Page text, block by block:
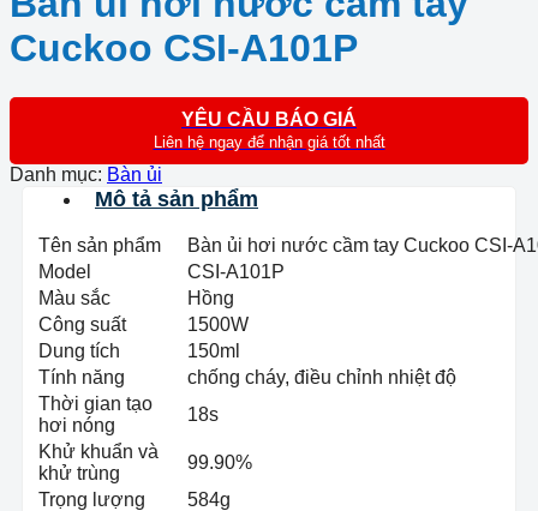
Cuckoo CSI-A101P
YÊU CẦU BÁO GIÁ
Liên hệ ngay để nhận giá tốt nhất
Danh mục: Bàn ủi
Mô tả sản phẩm
Tên sản phẩm
Bàn ủi hơi nước cầm tay Cuckoo CSI-
Model
CSI-A101P
Màu sắc
Hồng
Công suất
1500W
Dung tích
150ml
Tính năng
chống cháy, điều chỉnh nhiệt độ
Thời gian tạo
hơi nóng
18s
Khử khuẩn và
khử trùng
99.90%
Trọng lượng
584g